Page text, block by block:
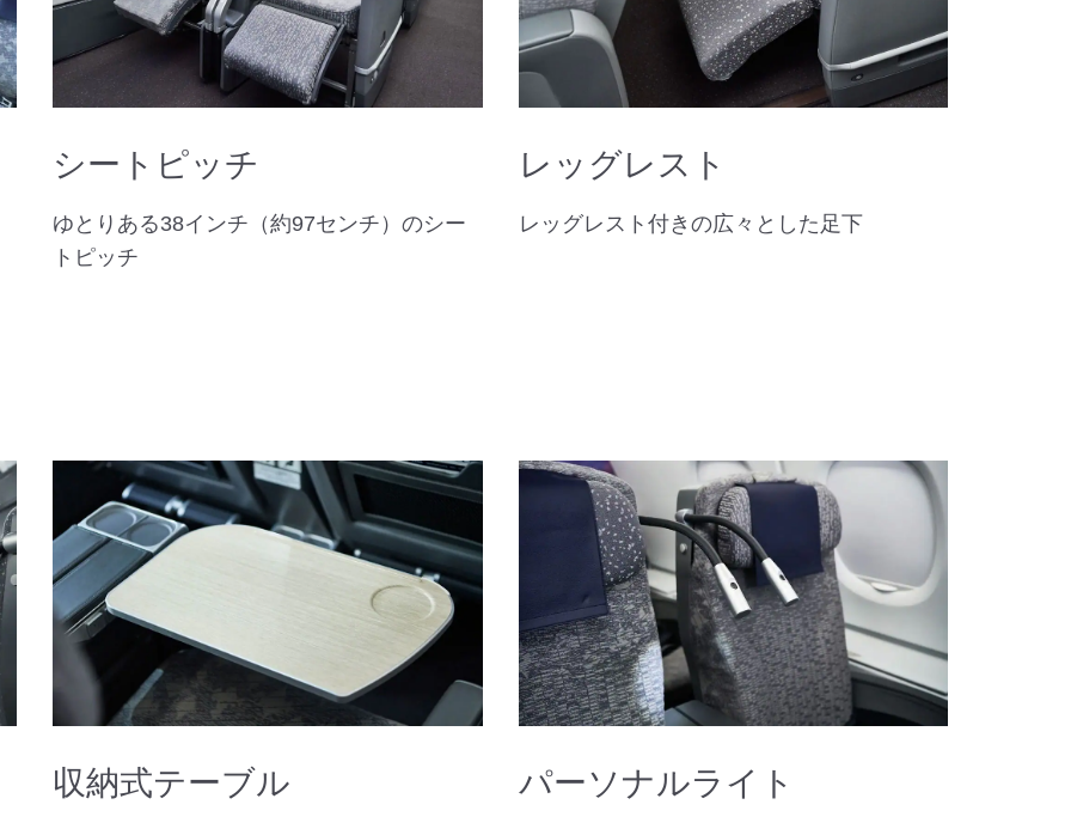
シートピッチ
ゆとりある38インチ（約97センチ）のシー
トピッチ
レッグレスト
レッグレスト付きの広々とした足下
収納式テーブル パーソナルライト